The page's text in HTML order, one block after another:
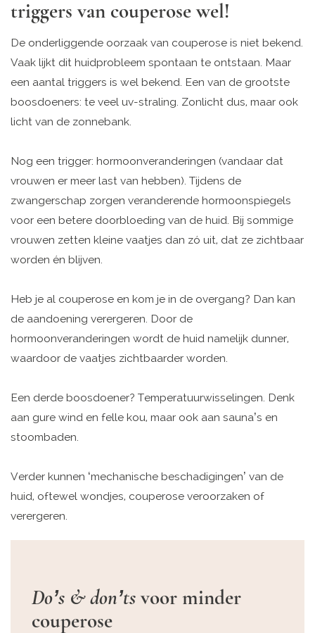
triggers van couperose wel!
De onderliggende oorzaak van couperose is niet bekend.
Vaak lijkt dit huidprobleem spontaan te ontstaan. Maar
een aantal triggers is wel bekend. Een van de grootste
boosdoeners: te veel uv-straling. Zonlicht dus, maar ook
licht van de zonnebank.
Nog een trigger: hormoonveranderingen (vandaar dat
vrouwen er meer last van hebben). Tijdens de
zwangerschap zorgen veranderende hormoonspiegels
voor een betere doorbloeding van de huid. Bij sommige
vrouwen zetten kleine vaatjes dan zó uit, dat ze zichtbaar
worden én blijven.
Heb je al couperose en kom je in de overgang? Dan kan
de aandoening verergeren. Door de
hormoonveranderingen wordt de huid namelijk dunner,
waardoor de vaatjes zichtbaarder worden.
Een derde boosdoener? Temperatuurwisselingen. Denk
aan gure wind en felle kou, maar ook aan sauna’s en
stoombaden.
Verder kunnen ‘mechanische beschadigingen’ van de
huid, oftewel wondjes, couperose veroorzaken of
verergeren.
Do’s & don’tsvoor minder
couperose